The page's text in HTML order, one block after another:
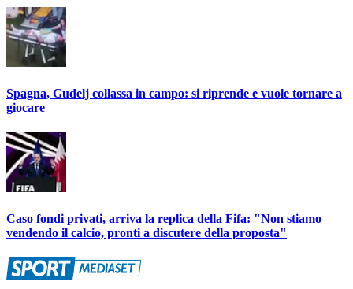
Spagna, Gudelj collassa in campo: si riprende e vuole tornare a
giocare
Caso fondi privati, arriva la replica della Fifa: "Non stiamo
vendendo il calcio, pronti a discutere della proposta"